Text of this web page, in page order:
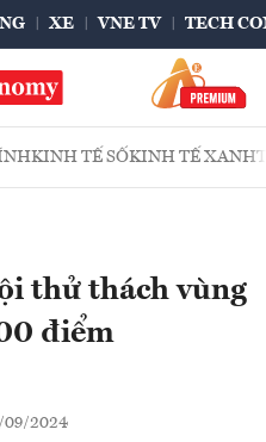
XE VNE TV TECH
KINH TẾ SỐKINH TẾ XANH
thử thách vùng
điểm
09/2024